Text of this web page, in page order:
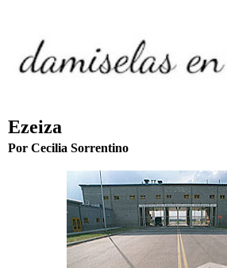
Ezeiza
Por Cecilia Sorrentino